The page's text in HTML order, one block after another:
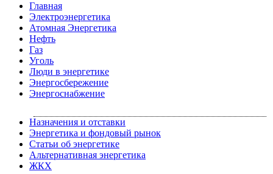
Главная
Электроэнергетика
Атомная Энергетика
Нефть
Газ
Уголь
Люди в энергетике
Энергосбережение
Энергоснабжение
Назначения и отставки
Энергетика и фондовый рынок
Статьи об энергетике
Альтернативная энергетика
ЖКХ